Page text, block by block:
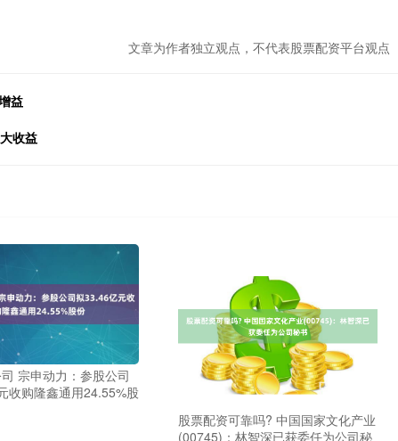
文章为作者独立观点，不代表股票配资平台观点
益
收益
宗申动力：参股公司
收购隆鑫通用24.55%股
股票配资可靠吗? 中国国家文化产业
(00745)：林智深已获委任为公司秘